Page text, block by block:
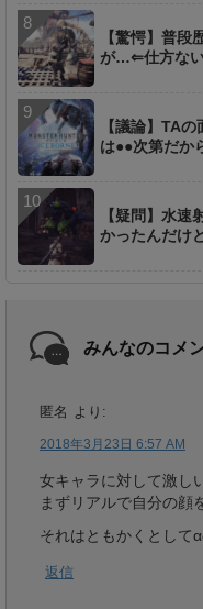
【驚愕】普
が…⇐仕方な
【議論】TA
は●●次第だか
【疑問】水
かったんだけ
みんなのコメ
匿名 より:
2018年3月23日 6:57 AM
女キャラに対して激し
まずリアルで自分の顔
それはともかくとして
返信